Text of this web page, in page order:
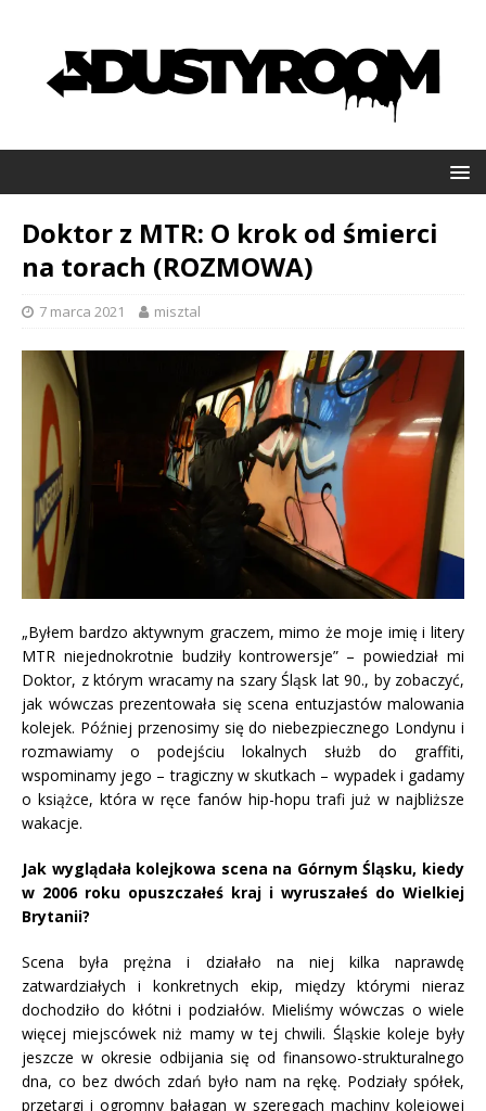
Doktor z MTR: O krok od śmierci
na torach (ROZMOWA)
7 marca 2021 misztal
„Byłem bardzo aktywnym graczem, mimo że moje imię i litery
MTR niejednokrotnie budziły kontrowersje” – powiedział mi
Doktor, z którym wracamy na szary Śląsk lat 90., by zobaczyć,
jak wówczas prezentowała się scena entuzjastów malowania
kolejek. Później przenosimy się do niebezpiecznego Londynu i
rozmawiamy o podejściu lokalnych służb do graffiti,
wspominamy jego – tragiczny w skutkach – wypadek i gadamy
o książce, która w ręce fanów hip-hopu trafi już w najbliższe
wakacje.
Jak wyglądała kolejkowa scena na Górnym Śląsku, kiedy
w 2006 roku opuszczałeś kraj i wyruszałeś do Wielkiej
Brytanii?
Scena była prężna i działało na niej kilka naprawdę
zatwardziałych i konkretnych ekip, między którymi nieraz
dochodziło do kłótni i podziałów. Mieliśmy wówczas o wiele
więcej miejscówek niż mamy w tej chwili. Śląskie koleje były
jeszcze w okresie odbijania się od finansowo-strukturalnego
dna, co bez dwóch zdań było nam na rękę. Podziały spółek,
przetargi i ogromny bałagan w szeregach machiny kolejowej